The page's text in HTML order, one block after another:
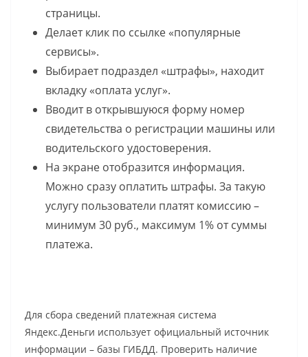
страницы.
Делает клик по ссылке «популярные
сервисы».
Выбирает подраздел «штрафы», находит
вкладку «оплата услуг».
Вводит в открывшуюся форму номер
свидетельства о регистрации машины или
водительского удостоверения.
На экране отобразится информация.
Можно сразу оплатить штрафы. За такую
услугу пользователи платят комиссию –
минимум 30 руб., максимум 1% от суммы
платежа.
Для сбора сведений платежная система
Яндекс.Деньги использует официальный источник
информации – базы ГИБДД. Проверить наличие